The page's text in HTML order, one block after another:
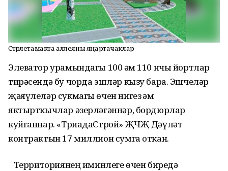
Стәрлетамакта аллеяны яңартачаклар
Элеватор урамындагы 100 һәм 110 нчы йортлар
тирәсендә бу чорда эшләр кызу бара. Эшчеләр
җәяүлеләр сукмагы өчен нигез һәм
яктырткычлар әзерләгәннәр, бордюрлар
куйганнар. «ТриадаСтрой» ҖЧҖ Дәүләт
контрактын 17 миллион сумга откан.
Территориянең иминлеге өчен биредә